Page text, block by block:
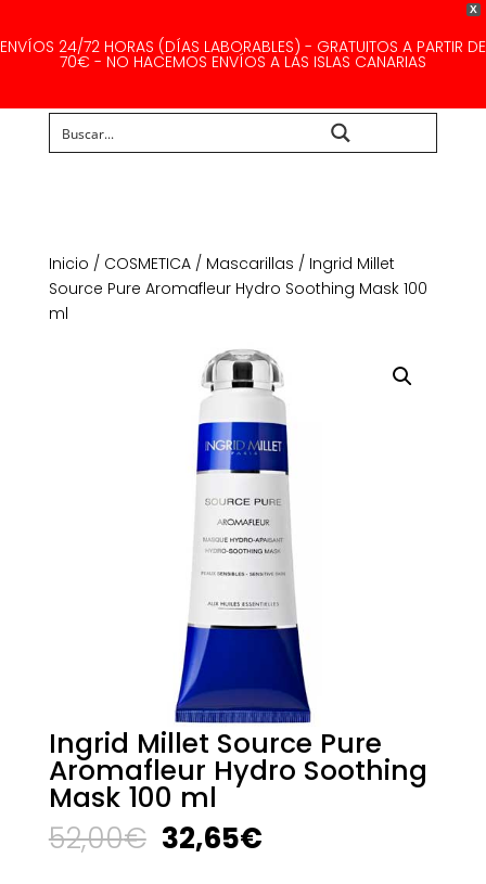
X
ENVÍOS 24/72 HORAS (DÍAS LABORABLES) - GRATUITOS A PARTIR DE
70€ - NO HACEMOS ENVÍOS A LAS ISLAS CANARIAS
Inicio / COSMETICA/ Mascarillas / Ingrid Millet
Source Pure Aromafleur Hydro Soothing Mask 100
ml
Ingrid Millet Source Pure
Aromafleur Hydro Soothing
Mask 100 ml
52,00€ El
precio
32,65€El